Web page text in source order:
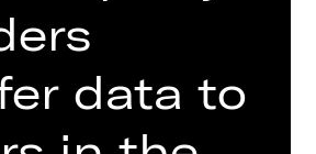
ihn ins
John Neumeier und an
Ballettakademie
1997 erhielt er eine
data to